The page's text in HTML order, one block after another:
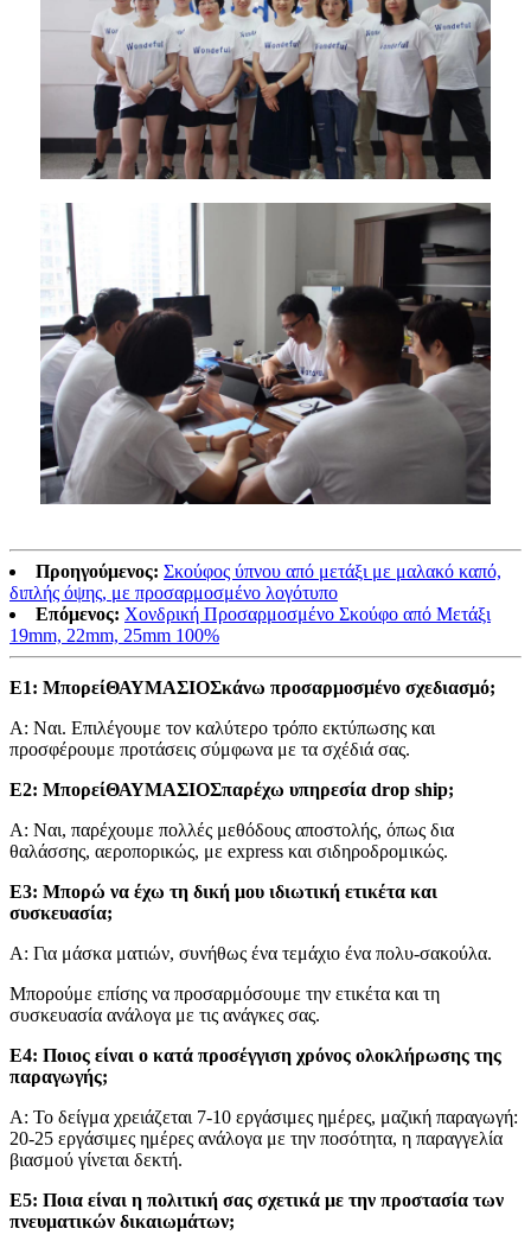
Προηγούμενος: Σκούφος ύπνου από μετάξι με μαλακό καπό,
διπλής όψης, με προσαρμοσμένο λογότυπο
Επόμενος: Χονδρική Προσαρμοσμένο Σκούφο από Μετάξι
19mm, 22mm, 25mm 100%
Ε1: ΜπορείΘΑΥΜΑΣΙΟΣκάνω προσαρμοσμένο σχεδιασμό;
Α: Ναι. Επιλέγουμε τον καλύτερο τρόπο εκτύπωσης και
προσφέρουμε προτάσεις σύμφωνα με τα σχέδιά σας.
Ε2: ΜπορείΘΑΥΜΑΣΙΟΣπαρέχω υπηρεσία drop ship;
Α: Ναι, παρέχουμε πολλές μεθόδους αποστολής, όπως δια
θαλάσσης, αεροπορικώς, με express και σιδηροδρομικώς.
Ε3: Μπορώ να έχω τη δική μου ιδιωτική ετικέτα και
συσκευασία;
Α: Για μάσκα ματιών, συνήθως ένα τεμάχιο ένα πολυ-σακούλα.
Μπορούμε επίσης να προσαρμόσουμε την ετικέτα και τη
συσκευασία ανάλογα με τις ανάγκες σας.
Ε4: Ποιος είναι ο κατά προσέγγιση χρόνος ολοκλήρωσης της
παραγωγής;
Α: Το δείγμα χρειάζεται 7-10 εργάσιμες ημέρες, μαζική παραγωγή:
20-25 εργάσιμες ημέρες ανάλογα με την ποσότητα, η παραγγελία
βιασμού γίνεται δεκτή.
Ε5: Ποια είναι η πολιτική σας σχετικά με την προστασία των
πνευματικών δικαιωμάτων;